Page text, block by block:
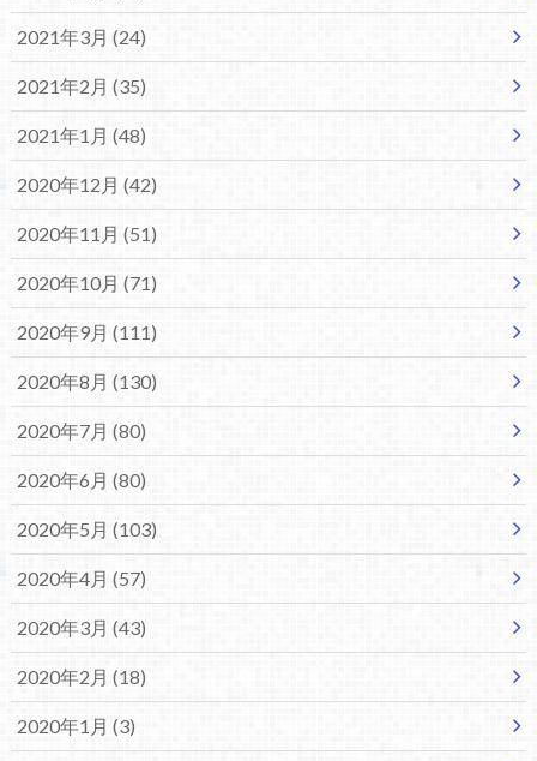
2021年3月 (24)
2021年2月 (35)
2021年1月 (48)
2020年12月 (42)
2020年11月 (51)
2020年10月 (71)
2020年9月 (111)
2020年8月 (130)
2020年7月 (80)
2020年6月 (80)
2020年5月 (103)
2020年4月 (57)
2020年3月 (43)
2020年2月 (18)
2020年1月 (3)